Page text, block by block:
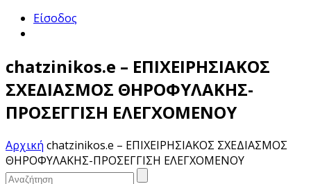
Είσοδος
chatzinikos.e – ΕΠΙΧΕΙΡΗΣΙΑΚΟΣ
ΣΧΕΔΙΑΣΜΟΣ ΘΗΡΟΦΥΛΑΚΗΣ-
ΠΡΟΣΕΓΓΙΣΗ ΕΛΕΓΧΟΜΕΝΟΥ
Αρχική chatzinikos.e – ΕΠΙΧΕΙΡΗΣΙΑΚΟΣ ΣΧΕΔΙΑΣΜΟΣ
ΘΗΡΟΦΥΛΑΚΗΣ-ΠΡΟΣΕΓΓΙΣΗ ΕΛΕΓΧΟΜΕΝΟΥ